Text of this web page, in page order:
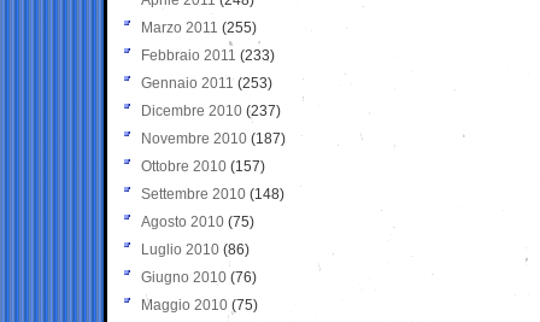
Marzo 2011 (255)
Febbraio 2011 (233)
Gennaio 2011 (253)
Dicembre 2010 (237)
Novembre 2010 (187)
Ottobre 2010 (157)
Settembre 2010 (148)
Agosto 2010 (75)
Luglio 2010 (86)
Giugno 2010 (76)
Maggio 2010 (75)